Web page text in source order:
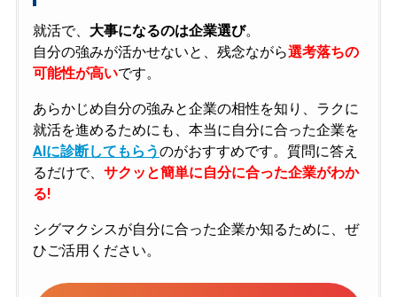
就活で、 大事になるのは企業選び。
自分の強みが活かせないと、残念ながら選考落ちの
可能性が高いです。
あらかじめ自分の強みと企業の相性を知り、ラクに
就活を進めるためにも、本当に自分に合った企業を
AIに診断してもらうのがおすすめです。質問に答え
るだけで、 サクッと簡単に自分に合った企業がわか
る!
シグマクシスが自分に合った企業か知るために、ぜ
ひご活用ください。